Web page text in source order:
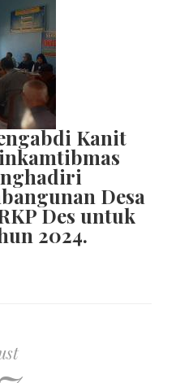
Kanit
Desa
Des untuk
2024.